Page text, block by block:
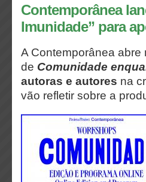
Contemporânea
Imunidade” para
A Contemporânea
de Comunidade
autoras e autores na
vão refletir sobre a